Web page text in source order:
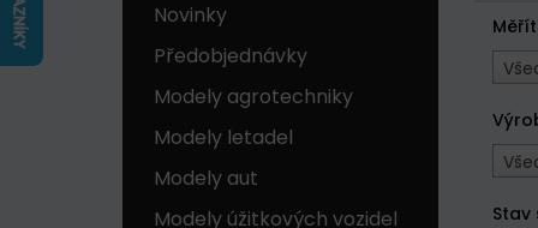
Novinky
Předobjednávky
Modely agrotechniky
Modely letadel
Modely aut
Modely úžitkových vozidel
Stav